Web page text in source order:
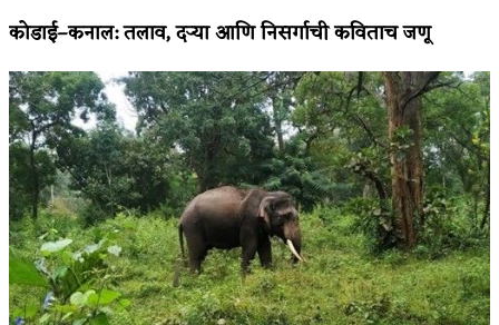
कोडाई–कनाल:तलाव,दऱ्या आणि निसर्गाची कविताच जणू